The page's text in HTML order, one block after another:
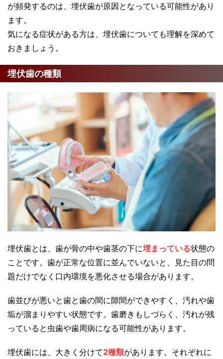
が頻発するのは、埋伏歯が原因となっている可能性があり
ます。
気になる症状がある方は、埋伏歯についても理解を深めて
おきましょう。
埋伏歯の種類
埋伏歯とは、歯が骨の中や歯茎の下に埋まっている状態の
ことです。歯が正常な位置に並んでいないと、見た目の問
題だけでなく口内環境を悪化させる場合があります。
歯並びが悪いと歯と歯の間に隙間ができやすく、汚れや歯
垢が溜まりやすい状態です。歯磨きもしづらく、汚れが残
っていると虫歯や歯周病になる可能性があります。
埋伏歯には、大きく分けて2種類があります。それぞれに